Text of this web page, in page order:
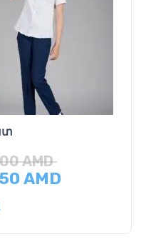
AMD
AMD